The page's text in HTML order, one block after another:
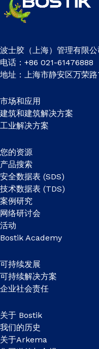
波士胶（上海）管理有限公
电话：+86 021-61476888
地址：上海市静安区万荣
市场和应用
建筑和建筑解决方案
工业解决方案
您的资源
产品搜索
安全数据表 (SDS)
技术数据表 (TDS)
案例研究
网络研讨会
活动
Bostik Academy
可持续发展
可持续解决方案
企业社会责任
关于 Bostik
我们的历史
关于Arkema